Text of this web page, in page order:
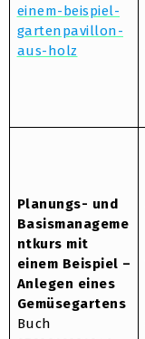
einem-beispiel-
gartenpavillon-
aus-holz
Planungs- und
Basismanageme
ntkurs mit
einem Beispiel –
Anlegen eines
Gemüsegartens
Buch